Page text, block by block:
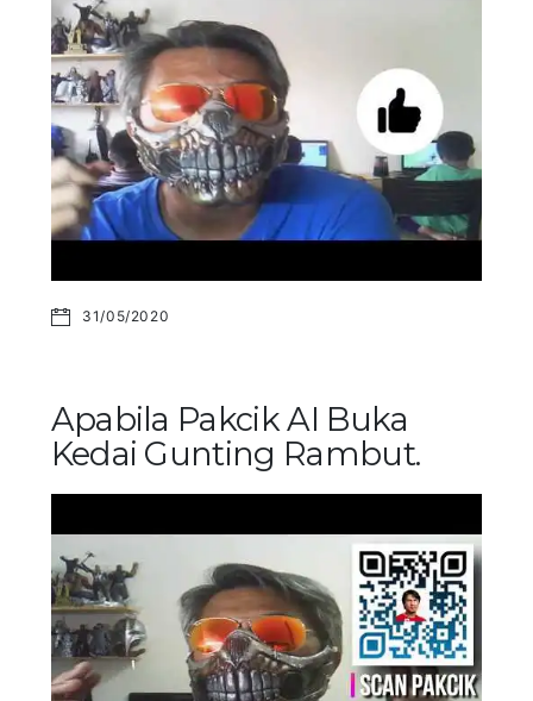
31/05/2020
Apabila Pakcik AI Buka
Kedai Gunting Rambut.